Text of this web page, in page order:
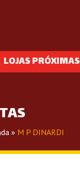
LOJAS PRÓXIMAS
» M P DINARDI